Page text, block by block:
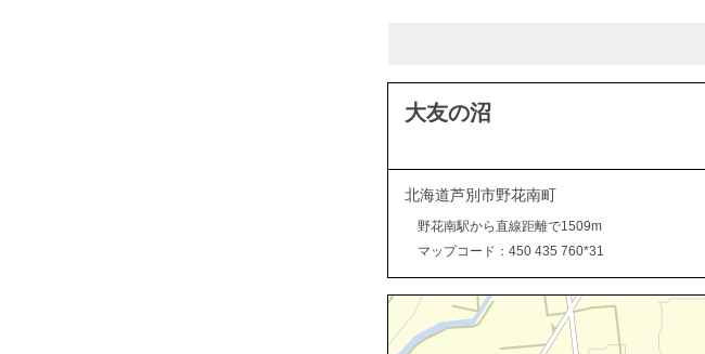
大友の沼
北海道芦別市野花南町
野花南駅から直線距離で1509m
マップコード：450 435 760*31